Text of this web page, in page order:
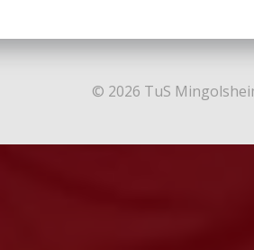
© 2026 TuS